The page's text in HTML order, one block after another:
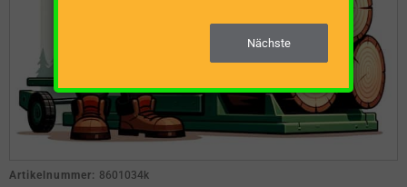
Artikelnummer: 8601034k
Nächste